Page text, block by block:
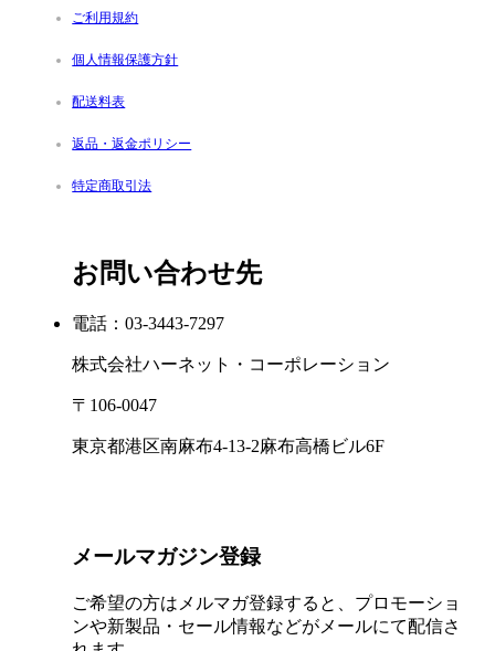
ジです。
履歴
見える安心、正直な食。
私たちは、信頼できる地元の精肉店や生産者から仕入れた、
大量生産は行わず、食材を長期間冷凍保存することもありま
ん。栄養や風味を損なわないよう、すべて少量ずつ丁寧に仕
一皿一皿に、シンプルで誠実な姿勢を大切にしています。毎
口にするものだからこそ、何が入っているのかがはっきり分
る、やさしく正直な料理をお届けしたいと考えています。
ご利用規約
個人情報保護方針
配送料表
返品・返金ポリシー
特定商取引法
お問い合わせ先
電話：03-3443-7297
株式会社ハーネット・コーポレーション
〒106-0047
東京都港区南麻布4-13-2麻布高橋ビル6F
メールマガジン登録
ご希望の方はメルマガ登録すると、プロモーショ
ンや新製品・セール情報などがメールにて配信さ